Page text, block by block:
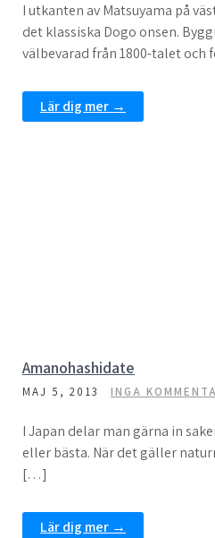
I utkanten av Matsuyama på
det klassiska Dogo onsen.
välbevarad från 1800-talet
Lär dig mer →
Amanohashidate
MAJ 5, 2013 INGA
I Japan delar man gärna in
eller bästa. När det gäller
[…]
Lär dig mer →